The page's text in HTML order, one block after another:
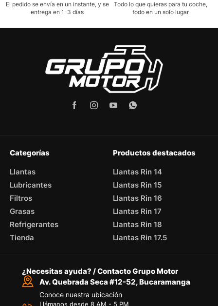
El pedido se envía en un instante, y se
entrega en 1-3 días
Todo lo que quieras para tu coche,
todo en un solo lugar
Categorías
Llantas
Lubricantes
Filtros
Grasas
Refrigerantes
Tienda
Productos destacados
Llantas Rin 14
Llantas Rin 15
Llantas Rin 16
Llantas Rin 17
Llantas Rin 18
Llantas Rin 17.5
¿Necesitas ayuda? / Contacto Grupo Motor
Av. Quebrada Seca #12-52, Bucaramanga
Conoce nuestra ubicación
Llámanos desde 8 AM - 5 PM